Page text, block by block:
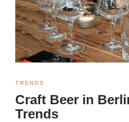
TRENDS
Craft Beer in
Trends